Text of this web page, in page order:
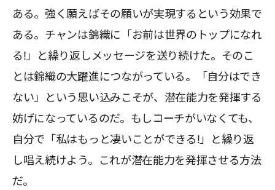
ある。強く願えばその願いが実現するという効果で
ある。チャンは錦織に「お前は世界のトップになれ
る!」と繰り返しメッセージを送り続けた。そのこ
とは錦織の大躍進につながっている。「自分はでき
ない」という思い込みこそが、潜在能力を発揮する
妨げになっているのだ。もしコーチがいなくても、
自分で「私はもっと凄いことができる!」と繰り返
し唱え続けよう。これが潜在能力を発揮させる方法
だ。